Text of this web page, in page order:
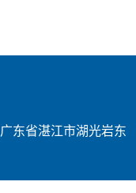
东省湛江市湖光岩东